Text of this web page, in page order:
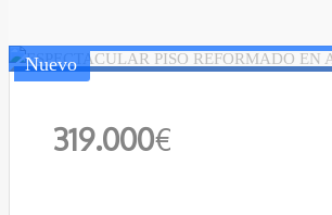
Nuevo
319.000€